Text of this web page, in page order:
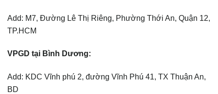
Add: M7, Đường Lê Thị Riêng, Phường Thới An, Quận 12,
TP.HCM
VPGD tại Bình Dương:
Add: KDC Vĩnh phú 2, đường Vĩnh Phú 41, TX Thuận An,
BD